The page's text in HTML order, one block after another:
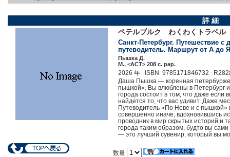
詳 細
ペテルブルク わくわくトラベ
Санкт-Петербург. Путешествие
путеводитель. Маршрут от А до
Пышка Д.
М., <АСТ> 208 c. pap.
2026 年 ISBN 9785171846732
Даша Пышка — коренная
пышкой». Вы влюблены в Петербург и
города состоит в том, что даже если
найдется то, что вас удивит. Даже
Путеводитель «По Неве и с пышкой»
совершенно иначе, вдохновившись
проводник в мир скрытых историй и
города таким образом, будто вы
— это лучший сувенир, который вы
数量